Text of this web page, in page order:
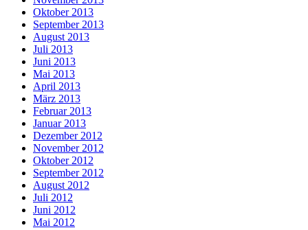
Oktober 2013
September 2013
August 2013
Juli 2013
Juni 2013
Mai 2013
April 2013
März 2013
Februar 2013
Januar 2013
Dezember 2012
November 2012
Oktober 2012
September 2012
August 2012
Juli 2012
Juni 2012
Mai 2012